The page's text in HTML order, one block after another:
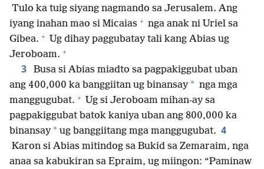
Tulo ka tuig siyang nagmando sa Jerusalem. Ang
iyang inahan mao si Micaias + nga anak ni Uriel sa
Gibea. + Ug dihay paggubatay tali kang Abias ug
Jeroboam. +
3
Busa si Abias miadto sa pagpakiggubat uban
ang 400,000 ka banggiitan ug binansay * nga mga
manggugubat. + Ug si Jeroboam mihan-ay sa
pagpakiggubat batok kaniya uban ang 800,000 ka
binansay * ug banggiitang mga manggugubat. 4
Karon si Abias mitindog sa Bukid sa Zemaraim, nga
anaa sa kabukiran sa Epraim, ug miingon: “Paminaw